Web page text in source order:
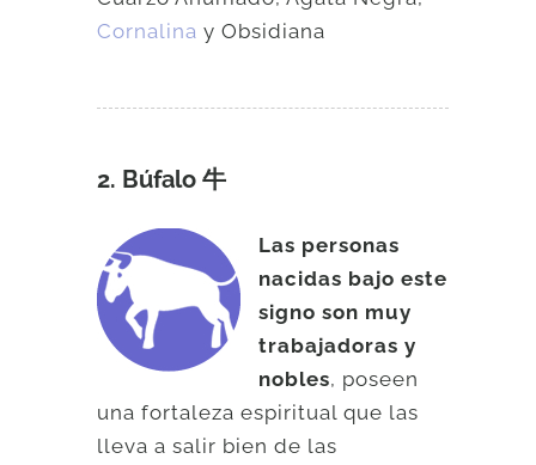
Cornalina y Obsidiana
2. Búfalo 牛
Las personas
nacidas bajo este
signo son muy
trabajadoras y
nobles, poseen
una fortaleza espiritual que las
lleva a salir bien de las